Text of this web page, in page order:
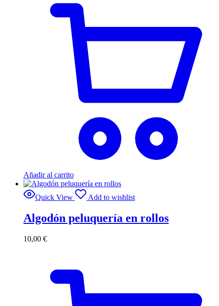
Añadir al carrito
Quick View Add to wishlist
Algodón peluquería en rollos
10,00 €